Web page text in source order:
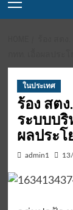
Menu
ในประเทศ
ร้อง สต
ระบบบริ
ผลประ
admin1